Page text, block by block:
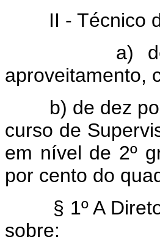
II - Técnico de
a) de cinco
aproveitamento,
b) de dez por
curso de
em nível de 2º
por cento do
§ 1º A
sobre: